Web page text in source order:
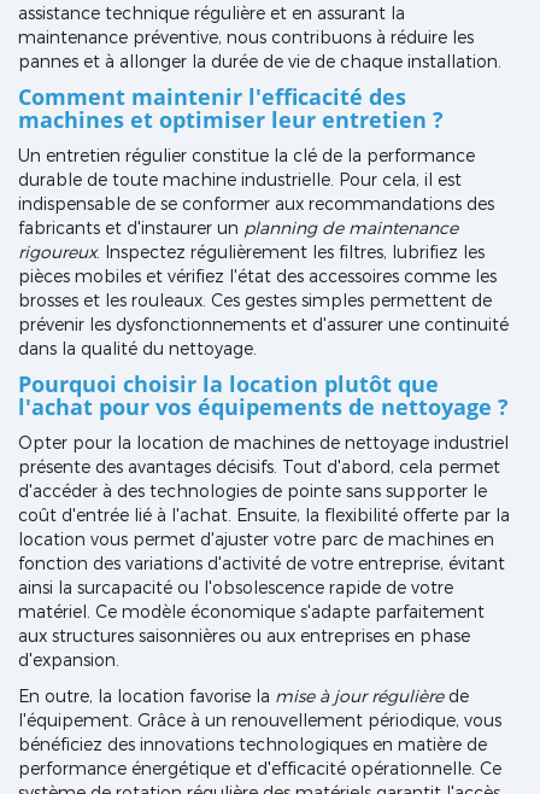
assistance technique régulière et en assurant la
maintenance préventive, nous contribuons à réduire les
pannes et à allonger la durée de vie de chaque installation.
Comment maintenir l'efficacité des
machines et optimiser leur entretien ?
Un entretien régulier constitue la clé de la performance
durable de toute machine industrielle. Pour cela, il est
indispensable de se conformer aux recommandations des
fabricants et d'instaurer un planning de maintenance
rigoureux. Inspectez régulièrement les filtres, lubrifiez les
pièces mobiles et vérifiez l'état des accessoires comme les
brosses et les rouleaux. Ces gestes simples permettent de
prévenir les dysfonctionnements et d'assurer une continuité
dans la qualité du nettoyage.
Pourquoi choisir la location plutôt que
l'achat pour vos équipements de nettoyage ?
Opter pour la location de machines de nettoyage industriel
présente des avantages décisifs. Tout d'abord, cela permet
d'accéder à des technologies de pointe sans supporter le
coût d'entrée lié à l'achat. Ensuite, la flexibilité offerte par la
location vous permet d'ajuster votre parc de machines en
fonction des variations d'activité de votre entreprise, évitant
ainsi la surcapacité ou l'obsolescence rapide de votre
matériel. Ce modèle économique s'adapte parfaitement
aux structures saisonnières ou aux entreprises en phase
d'expansion.
En outre, la location favorise la mise à jour régulièrede
l'équipement. Grâce à un renouvellement périodique, vous
bénéficiez des innovations technologiques en matière de
performance énergétique et d'efficacité opérationnelle. Ce